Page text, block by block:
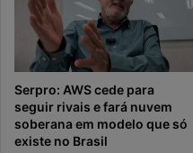
Serpro: AWS cede para
seguir rivais e fará nuvem
soberana em modelo que só
existe no Brasil